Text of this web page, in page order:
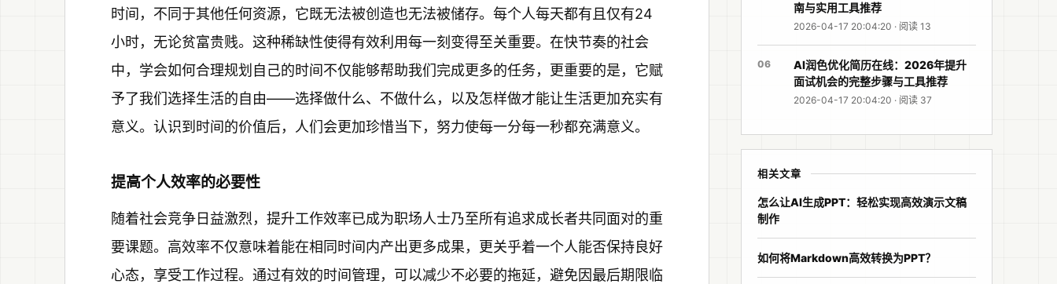
时间，不同于其他任何资源，它既无法被创造也无法被储存。每个人每天都有且仅有24
小时，无论贫富贵贱。这种稀缺性使得有效利用每一刻变得至关重要。在快节奏的社会
中，学会如何合理规划自己的时间不仅能够帮助我们完成更多的任务，更重要的是，它赋
予了我们选择生活的自由——选择做什么、不做什么，以及怎样做才能让生活更加充实有
意义。认识到时间的价值后，人们会更加珍惜当下，努力使每一分每一秒都充满意义。
提高个人效率的必要性
随着社会竞争日益激烈，提升工作效率已成为职场人士乃至所有追求成长者共同面对的重
要课题。高效率不仅意味着能在相同时间内产出更多成果，更关乎着一个人能否保持良好
心态，享受工作过程。通过有效的时间管理，可以减少不必要的拖延，避免因最后期限临
南与实用工具推荐
2026-04-17 20:04:20 · 阅读 13
06
AI润色优化简历在线：2026年提升
面试机会的完整步骤与工具推荐
2026-04-17 20:04:20 · 阅读 37
相关文章
怎么让AI生成PPT：轻松实现高效演示文稿
制作
如何将Markdown高效转换为PPT？